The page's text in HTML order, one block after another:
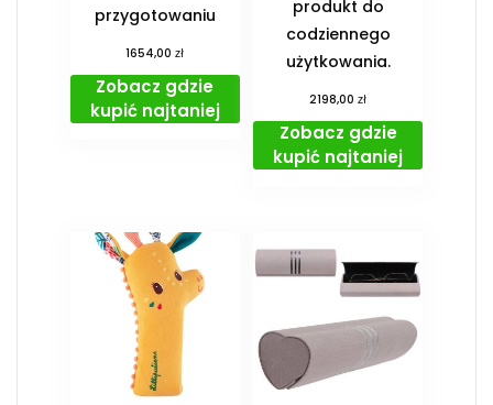
przygotowaniu
1654,00zł
Zobacz gdzie
kupić najtaniej
produkt do
codziennego
użytkowania.
2198,00zł
Zobacz gdzie
kupić najtaniej